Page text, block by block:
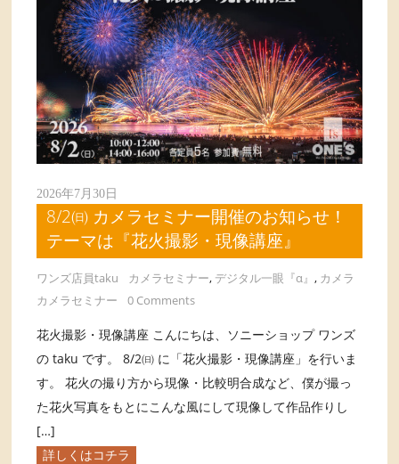
2026年7月30日
8/2㈰ カメラセミナー開催のお知らせ！
テーマは『花火撮影・現像講座』
ワンズ店員taku カメラセミナー, デジタル一眼『α』, カメラ
カメラセミナー
0 Comments
花火撮影・現像講座 こんにちは、ソニーショップ ワンズ
の taku です。 8/2㈰ に「花火撮影・現像講座」を行いま
す。 花火の撮り方から現像・比較明合成など、僕が撮っ
た花火写真をもとにこんな風にして現像して作品作りし
[…]
詳しくはコチラ